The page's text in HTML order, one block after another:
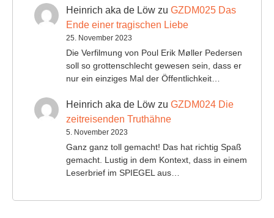
Heinrich aka de Löw zu GZDM025 Das
Ende einer tragischen Liebe
25. November 2023
Die Verfilmung von Poul Erik Møller Pedersen
soll so grottenschlecht gewesen sein, dass er
nur ein einziges Mal der Öffentlichkeit…
Heinrich aka de Löw zu GZDM024 Die
zeitreisenden Truthähne
5. November 2023
Ganz ganz toll gemacht! Das hat richtig Spaß
gemacht. Lustig in dem Kontext, dass in einem
Leserbrief im SPIEGEL aus…